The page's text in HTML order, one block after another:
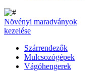
Növényi maradványok
kezelése
Szárrendezők
Mulcsozógépek
Vágóhengerek